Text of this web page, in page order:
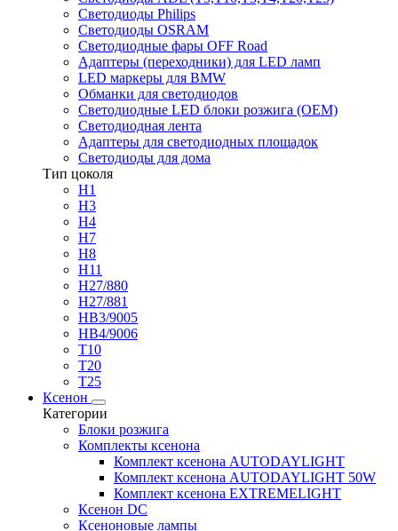
Светодиоды Philips
Светодиоды OSRAM
Светодиодные фары OFF Road
Адаптеры (переходники) для LED ламп
LED маркеры для BMW
Обманки для светодиодов
Светодиодные LED блоки розжига (OEM)
Светодиодная лента
Адаптеры для светодиодных площадок
Светодиоды для дома
Тип цоколя
H1
H3
H4
H7
H8
H11
H27/880
H27/881
HB3/9005
HB4/9006
T10
T20
T25
Ксенон
Категории
Блоки розжига
Комплекты ксенона
Комплект ксенона AUTODAYLIGHT
Комплект ксенона AUTODAYLIGHT 50W
Комплект ксенона EXTREMELIGHT
Ксенон DC
Ксеноновые лампы